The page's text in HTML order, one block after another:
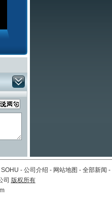
- 公司介绍 - 网站地图 - 全部新闻 -
司 版权所有